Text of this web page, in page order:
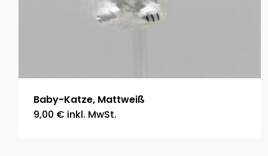
Baby-Katze, Mattweiß
9,00 € inkl. MwSt.